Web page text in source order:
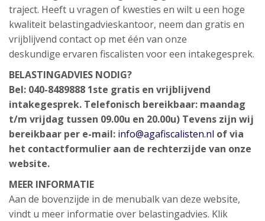
traject. Heeft u vragen of kwesties en wilt u een hoge
kwaliteit belastingadvieskantoor, neem dan gratis en
vrijblijvend contact op met één van onze
deskundige ervaren fiscalisten voor een intakegesprek.
BELASTINGADVIES NODIG?
Bel: 040-8489888 1ste gratis en vrijblijvend
intakegesprek. Telefonisch bereikbaar: maandag
t/m vrijdag tussen 09.00u en 20.00u) Tevens zijn wij
bereikbaar per e-mail: info@agafiscalisten.nl of via
het contactformulier aan de rechterzijde van onze
website.
MEER INFORMATIE
Aan de bovenzijde in de menubalk van deze website,
vindt u meer informatie over belastingadvies. Klik